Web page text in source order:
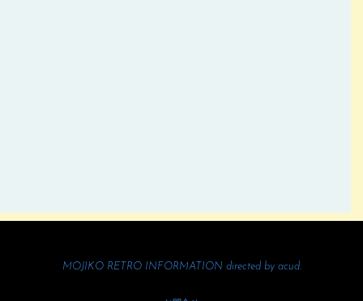
MOJIKO RETRO INFORMATION directed by acud.